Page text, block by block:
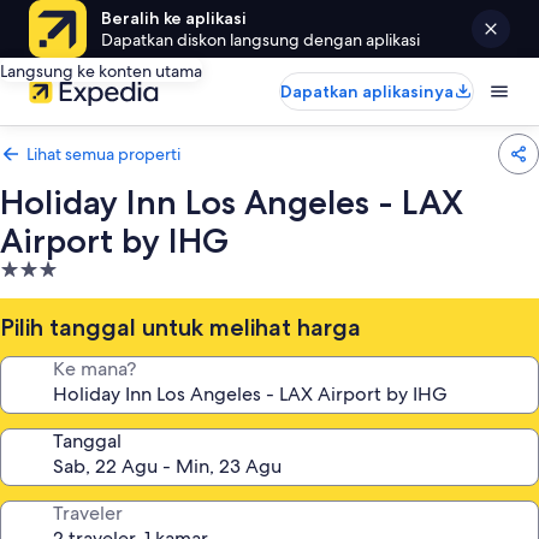
Beralih ke aplikasi
Dapatkan diskon langsung dengan aplikasi
Langsung ke konten utama
Dapatkan aplikasinya
Lihat semua properti
Holiday Inn Los Angeles - LAX
Airport by IHG
Properti
bintang
3.0
Pilih tanggal untuk melihat harga
Ke mana?
Tanggal
Traveler